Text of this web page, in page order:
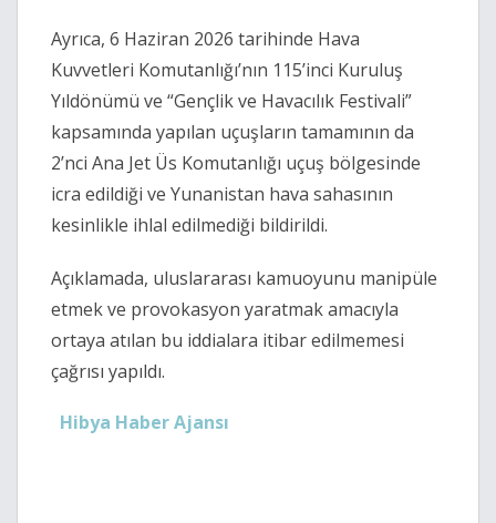
Ayrıca, 6 Haziran 2026 tarihinde Hava
Kuvvetleri Komutanlığı’nın 115’inci Kuruluş
Yıldönümü ve “Gençlik ve Havacılık Festivali”
kapsamında yapılan uçuşların tamamının da
2’nci Ana Jet Üs Komutanlığı uçuş bölgesinde
icra edildiği ve Yunanistan hava sahasının
kesinlikle ihlal edilmediği bildirildi.
Açıklamada, uluslararası kamuoyunu manipüle
etmek ve provokasyon yaratmak amacıyla
ortaya atılan bu iddialara itibar edilmemesi
çağrısı yapıldı.
Hibya Haber Ajansı